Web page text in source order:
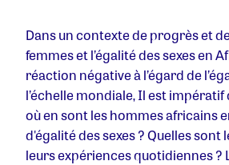
Dans un contexte de progrès et
femmes et l’égalité des sexes en
réaction négative à l’égard de
l’échelle mondiale,Il est impératif
où en sont les hommes africains
d'égalité des sexes ? Quelles sont
leurs expériences quotidiennes ?